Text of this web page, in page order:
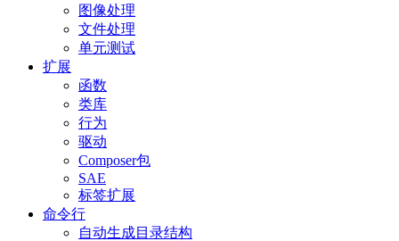
图像处理
文件处理
单元测试
扩展
函数
类库
行为
驱动
Composer包
SAE
标签扩展
命令行
自动生成目录结构